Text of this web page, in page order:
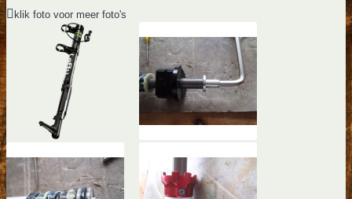
klik foto voor meer foto's